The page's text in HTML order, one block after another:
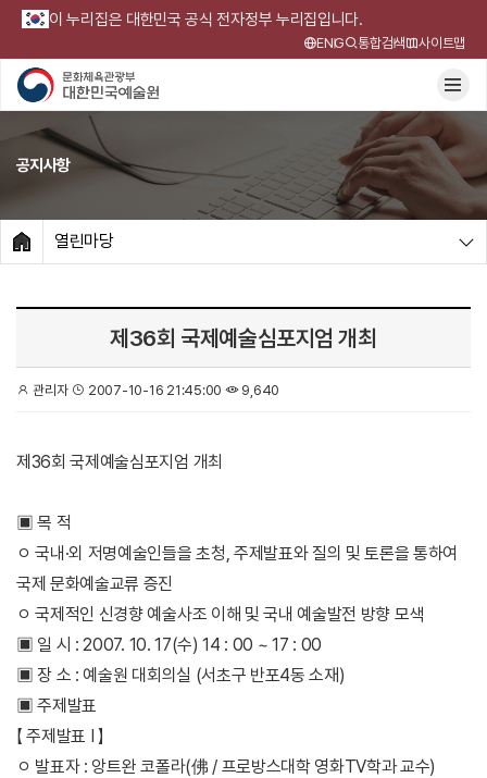
이 누리집은 대한민국 공식 전자정부 누리집입니다.
ENG 통합검색 사이트맵
공지사항
HOME
열린마당
제36회 국제예술심포지엄 개최
관리자 2007-10-16 21:45:00 9,640
제36회 국제예술심포지엄 개최
▣ 목 적
ㅇ 국내·외 저명예술인들을 초청, 주제발표와 질의 및 토론을 통하여
국제 문화예술교류 증진
ㅇ 국제적인 신경향 예술사조 이해 및 국내 예술발전 방향 모색
▣ 일 시 : 2007. 10. 17(수) 14 : 00 ~ 17 : 00
▣ 장 소 : 예술원 대회의실 (서초구 반포4동 소재)
▣ 주제발표
【 주제발표 I 】
ㅇ 발표자 : 앙트완 코폴라(佛 / 프로방스대학 영화TV학과 교수)